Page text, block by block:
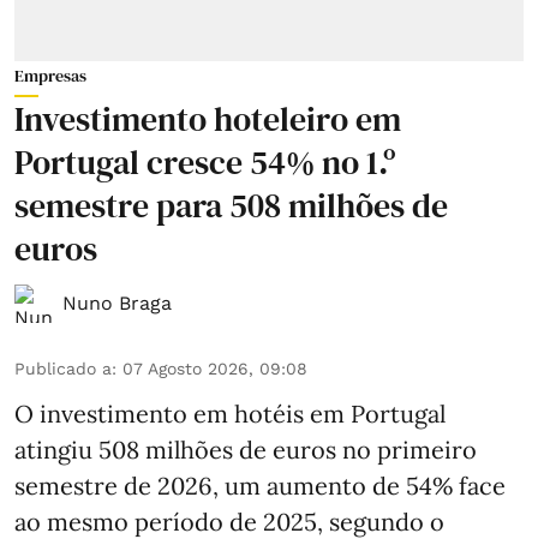
Empresas
Investimento hoteleiro em
Portugal cresce 54% no 1.º
semestre para 508 milhões de
euros
Nuno Braga
Publicado a: 07 Agosto 2026, 09:08
O investimento em hotéis em Portugal
atingiu 508 milhões de euros no primeiro
semestre de 2026, um aumento de 54% face
ao mesmo período de 2025, segundo o